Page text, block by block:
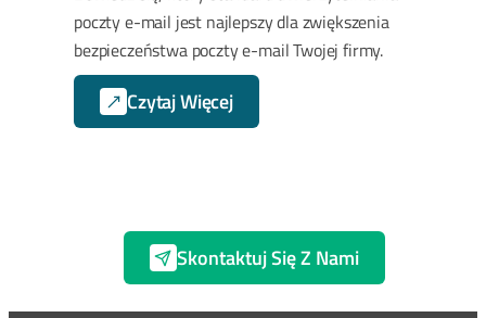
poczty e-mail jest najlepszy dla zwiększenia
bezpieczeństwa poczty e-mail Twojej firmy.
Czytaj Więcej
Skontaktuj Się Z Nami